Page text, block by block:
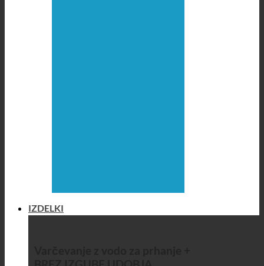
IZDELKI